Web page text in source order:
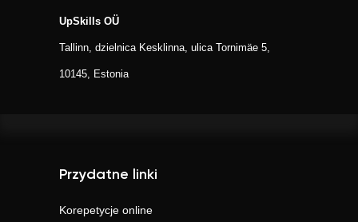
UpSkills OÜ
Tallinn, dzielnica Kesklinna, ulica Tornimäe 5,
10145, Estonia
Przydatne linki
Korepetycje online